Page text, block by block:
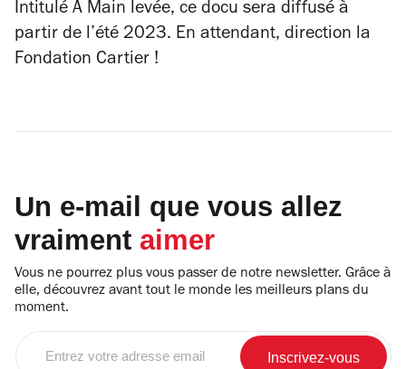
Intitulé À Main levée, ce docu sera diffusé à
partir de l’été 2023. En attendant, direction la
Fondation Cartier !
Un e-mail que vous allez
vraiment aimer
Vous ne pourrez plus vous passer de notre newsletter. Grâce à
elle, découvrez avant tout le monde les meilleurs plans du
moment.